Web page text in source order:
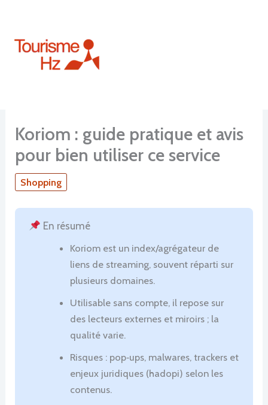
contenu
Koriom : guide pratique et avis
pour bien utiliser ce service
Shopping
En résumé
Koriom est un index/agrégateur de
liens de streaming, souvent réparti sur
plusieurs domaines.
Utilisable sans compte, il repose sur
des lecteurs externes et miroirs ; la
qualité varie.
Risques : pop‑ups, malwares, trackers et
enjeux juridiques (hadopi) selon les
contenus.